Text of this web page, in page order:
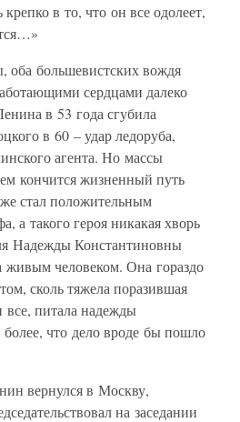
в то, что он все одолеет,
оба большевистских вождя
сердцами далеко
в 53 года сгубила
в 60 – удар ледоруба,
агента. Но массы
кончится жизненный путь
стал положительным
а такого героя никакая хворь
Надежды Константиновны
человеком. Она гораздо
сколь тяжела поразившая
все, питала надежды
что дело вроде бы пошло
вернулся в Москву,
на заседании